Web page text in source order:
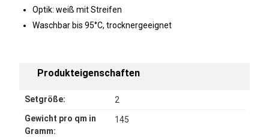
Optik: weiß mit Streifen
Waschbar bis 95°C, trocknergeeignet
Produkteigenschaften
Setgröße:
2
Gewicht pro qm in
Gramm:
145